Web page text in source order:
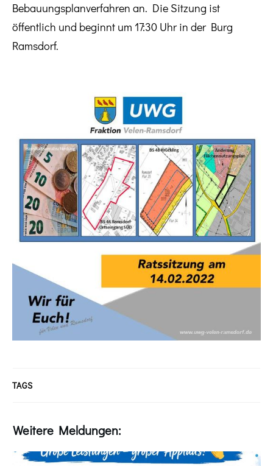
Bebauungsplanverfahren an. Die Sitzung ist
öffentlich und beginnt um 17:30 Uhr in der Burg
Ramsdorf.
TAGS
Weitere Meldungen: